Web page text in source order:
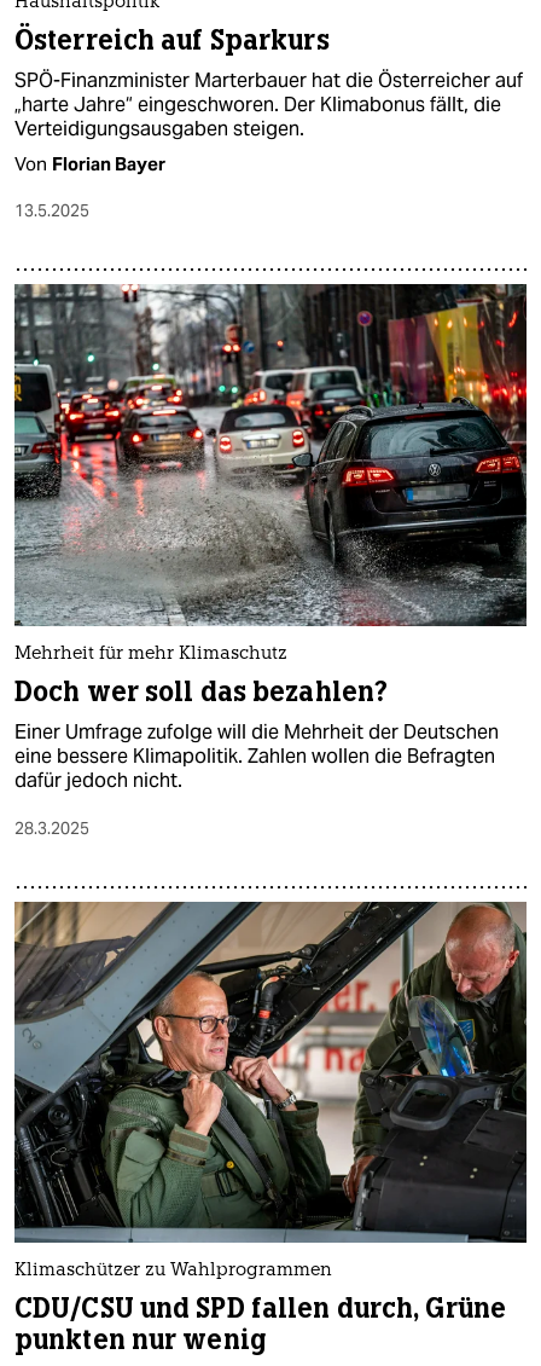
Österreich auf Sparkurs
SPÖ-Finanzminister Marterbauer hat die Österreicher auf
„harte Jahre“ eingeschworen. Der Klimabonus fällt, die
Verteidigungsausgaben steigen.
Von Florian Bayer
13.5.2025
Mehrheit für mehr Klimaschutz
Doch wer soll das bezahlen?
Einer Umfrage zufolge will die Mehrheit der Deutschen
eine bessere Klimapolitik. Zahlen wollen die Befragten
dafür jedoch nicht.
28.3.2025
Klimaschützer zu Wahlprogrammen
CDU/CSU und SPD fallen durch, Grüne
punkten nur wenig